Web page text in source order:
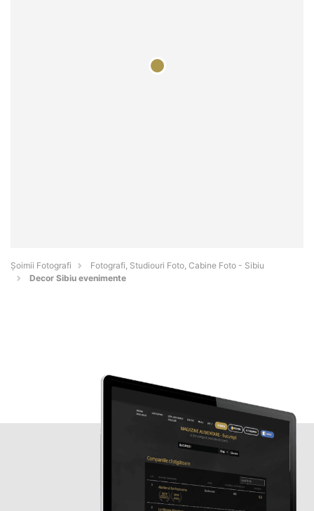
Șoimii Fotografi
Fotografi, Studiouri Foto, Cabine Foto - Sibiu
Decor Sibiu evenimente